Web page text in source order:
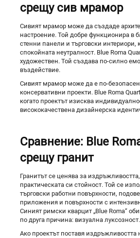
срещу сив мрамор
Сивият мрамор може да създаде
настроение. Той добре функционира в
стенни панели и търговски интериори,
спокойната неутралност. Blue Roma
художествен. Той създава по-силно
въздействие.
Сивият мрамор може да е по-
консервативни проекти. Blue Roma
когато проектът изисква
висококачествена дизайнерска
Сравнение: Blue
срещу гранит
Гранитът се ценява за
практическата си стойност. Той се
търговски работни повърхности,
приложения и повърхности с
Синият римски кварцит „Blue Roma“
по друга причина: визуална луксозност.
Ако проектът поставя издръжливостта